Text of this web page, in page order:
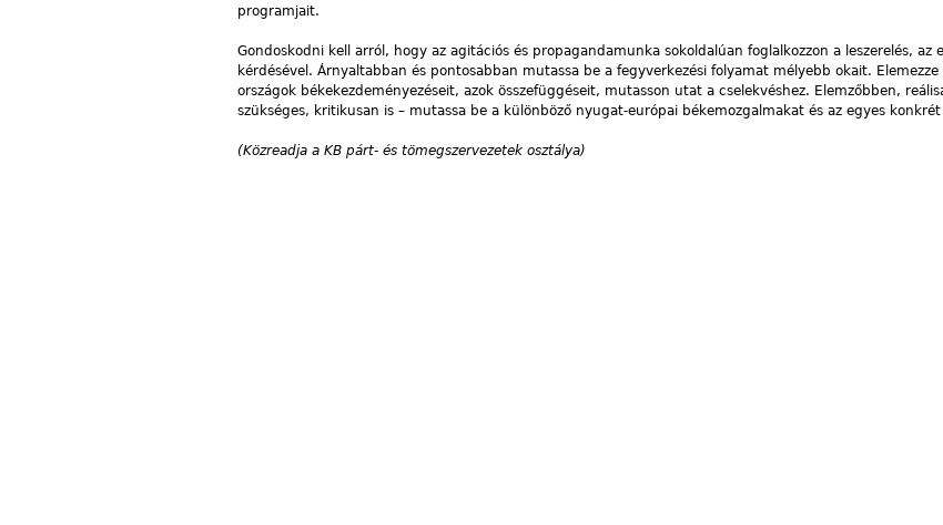
programjait.
Gondoskodni kell arról, hogy az agitációs és propagandamunka sokoldalúan foglalkozzon a leszerelés, az
kérdésével. Árnyaltabban és pontosabban mutassa be a fegyverkezési folyamat mélyebb okait. Elemezze
országok békekezdeményezéseit, azok összefüggéseit, mutasson utat a cselekvéshez. Elemzőbben,
szükséges, kritikusan is – mutassa be a különböző nyugat-európai békemozgalmakat és az egyes
(Közreadja a KB párt- és tömegszervezetek osztálya)